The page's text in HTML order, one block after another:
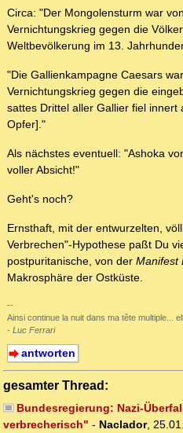
Circa: "Der Mongolensturm war
Vernichtungskrieg gegen die
Weltbevölkerung im 13.
"Die Gallienkampagne Caesars
Vernichtungskrieg gegen die
sattes Drittel aller Gallier fiel
Opfer]."
Als nächstes eventuell: "Ashoka
voller Absicht!"
Geht's noch?
Ernsthaft, mit der entwurzelten,
Verbrechen"-Hypothese paßt Du
postpuritanische, von der Manifest
Makrosphäre der Ostküste.
--
Ainsi continue la nuit dans ma tête multiple...
- Luc Ferrari
antworten
gesamter Thread:
Bundesregierung: Nazi-
verbrecherisch" - Naclador,